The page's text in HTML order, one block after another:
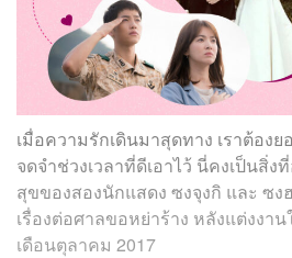
เมื่อความรักเดินมาสุดทาง เราต้อง
จดจำช่วงเวลาที่ดีเอาไว้ นี่คงเป็นสิ่
สุขของสองนักแสดง ซงจุงกิ และ ซง
เรื่องต่อศาลขอหย่าร้าง หลังแต่งงา
เดือนตุลาคม 2017